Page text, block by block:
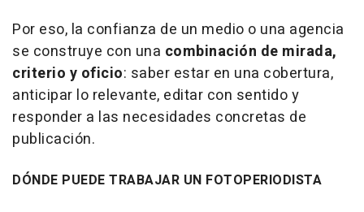
Por eso, la confianza de un medio o una agencia
se construye con una combinación de mirada,
criterio y oficio: saber estar en una cobertura,
anticipar lo relevante, editar con sentido y
responder a las necesidades concretas de
publicación.
DÓNDE PUEDE TRABAJAR UN FOTOPERIODISTA